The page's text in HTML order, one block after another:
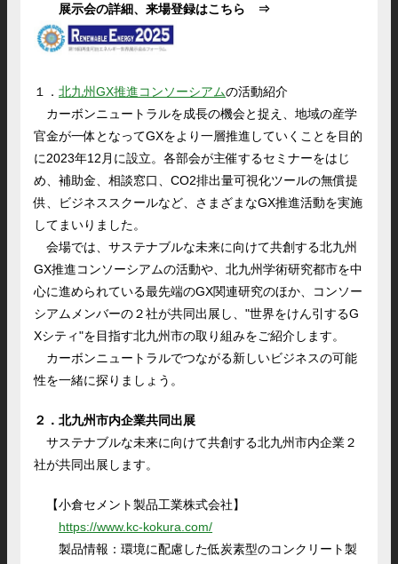
展示会の詳細、来場登録はこちら ⇒
１．北九州GX推進コンソーシアムの活動紹介
カーボンニュートラルを成長の機会と捉え、地域の産学
官金が一体となってGXをより一層推進していくことを目的
に2023年12月に設立。各部会が主催するセミナーをはじ
め、補助金、相談窓口、CO2排出量可視化ツールの無償提
供、ビジネススクールなど、さまざまなGX推進活動を実施
してまいりました。
会場では、サステナブルな未来に向けて共創する北九州
GX推進コンソーシアムの活動や、北九州学術研究都市を中
心に進められている最先端のGX関連研究のほか、コンソー
シアムメンバーの２社が共同出展し、"世界をけん引するG
Xシティ"を目指す北九州市の取り組みをご紹介します。
カーボンニュートラルでつながる新しいビジネスの可能
性を一緒に探りましょう。
２．北九州市内企業共同出展
サステナブルな未来に向けて共創する北九州市内企業２
社が共同出展します。
【小倉セメント製品工業株式会社】
https://www.kc-kokura.com/
製品情報：環境に配慮した低炭素型のコンクリート製